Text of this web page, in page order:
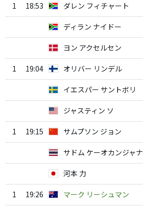
1 18:53 ダレン フィチャート
ディラン ナイドー
ヨン アクセルセン
1 19:04 オリバー リンデル
イエスパー サントボリ
ジャスティン ソ
1 19:15 サムプソン ジョン
サドム ケーオカンジャナ
河本 力
1 19:26 マーク リーシュマン